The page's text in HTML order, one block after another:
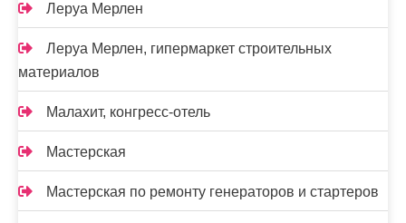
Леруа Мерлен
Леруа Мерлен, гипермаркет строительных
материалов
Малахит, конгресс-отель
Мастерская
Мастерская по ремонту генераторов и стартеров